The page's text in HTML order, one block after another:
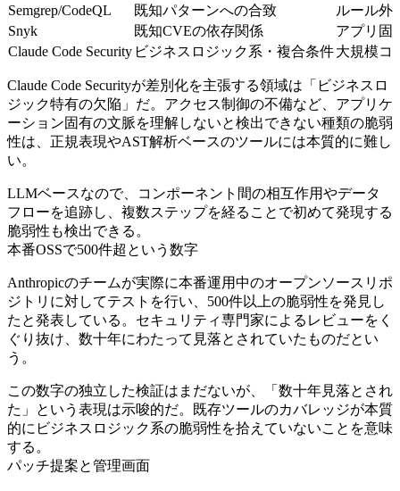
Semgrep/CodeQL
既知パターンへの合致
ルール外
Snyk
既知CVEの依存関係
アプリ固
Claude Code Security ビジネスロジック系・複合条件大規模コ
Claude Code Securityが差別化を主張する領域は「ビジネスロ
ジック特有の欠陥」だ。アクセス制御の不備など、アプリケ
ーション固有の文脈を理解しないと検出できない種類の脆弱
性は、正規表現やAST解析ベースのツールには本質的に難し
い。
LLMベースなので、コンポーネント間の相互作用やデータ
フローを追跡し、複数ステップを経ることで初めて発現する
脆弱性も検出できる。
本番OSSで500件超という数字
Anthropicのチームが実際に本番運用中のオープンソースリポ
ジトリに対してテストを行い、500件以上の脆弱性を発見し
たと発表している。セキュリティ専門家によるレビューをく
ぐり抜け、数十年にわたって見落とされていたものだとい
う。
この数字の独立した検証はまだないが、「数十年見落とされ
た」という表現は示唆的だ。既存ツールのカバレッジが本質
的にビジネスロジック系の脆弱性を拾えていないことを意味
する。
パッチ提案と管理画面